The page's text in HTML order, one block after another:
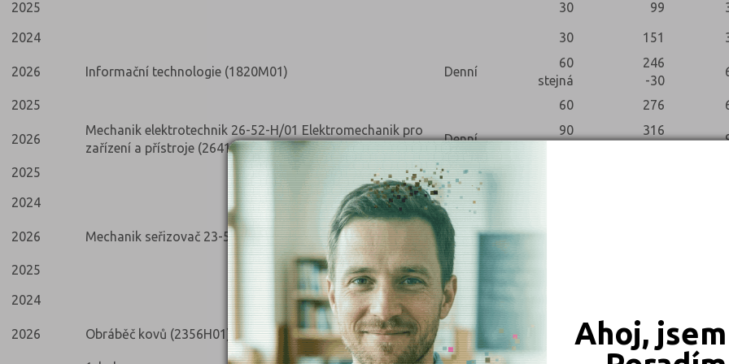
Ahoj,
2025 30 99
2024 30 151
2026 Informační technologie (1820M01) Denní
60
stejná
246
-30
2025 60 276
2026
Mechanik elektrotechnik 26-52-H/01 Elektromechanik pro
zařízení a přístroje (2641L01)
Denní
90
316
2025
2024
2026 Mechanik seřizovač 23-56-H/01 Obráběč kovů (2345L01) Denní
2025
2024
2026 Obráběč kovů (2356H01) Denní
75
+9
2